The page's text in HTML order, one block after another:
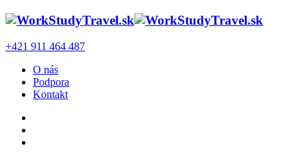
+421 911 464 487
O nás
Podpora
Kontakt